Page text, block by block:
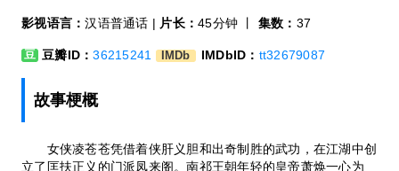
影视语言：汉语普通话 | 片长：45分钟 丨 集数： 37
豆 豆瓣ID：36215241 IMDb IMDbID： tt32679087
故事梗概
女侠凌苍苍凭借着侠肝义胆和出奇制胜的武功，在江湖中创
立了匡扶正义的门派凤来阁。南祁王朝年轻的皇帝萧焕一心为